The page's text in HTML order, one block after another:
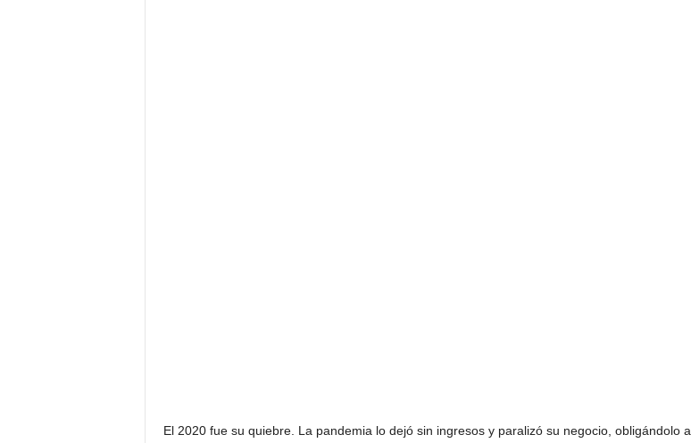
El 2020 fue su quiebre. La pandemia lo dejó sin ingresos y paralizó su negocio, obligándolo a